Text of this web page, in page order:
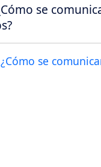
se